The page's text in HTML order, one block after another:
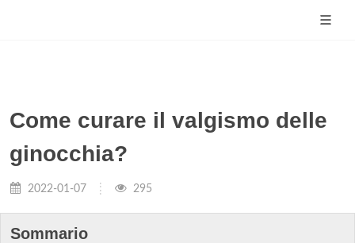
Come curare il valgismo delle
ginocchia?
2022-01-07 295
Sommario